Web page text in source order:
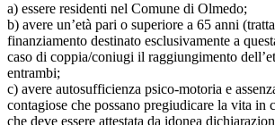
a) essere residenti nel Comune di Olmedo;
b) avere un’età pari o superiore a 65 anni
finanziamento destinato esclusivamente a
caso di coppia/coniugi il raggiungimento
entrambi;
c) avere autosufficienza psico-motoria e
contagiose che possano pregiudicare la vita in
che deve essere attestata da idonea